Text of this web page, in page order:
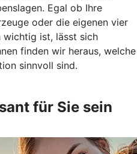
Egal ob Ihre
oder die eigenen vier
wichtig ist, lässt sich
finden wir heraus, welche
sinnvoll sind.
für Sie sein